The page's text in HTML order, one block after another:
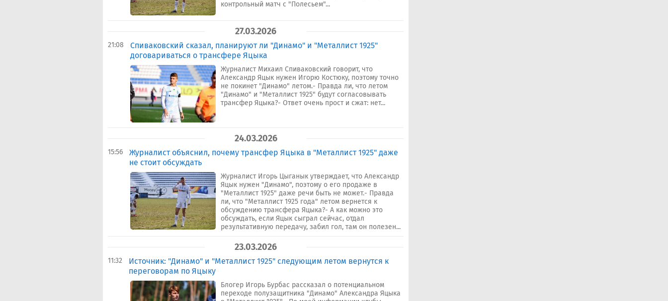
контрольный матч с "Полесьем"...
27.03.2026
21:08
Спиваковский сказал, планируют ли "Динамо" и "Металлист 1925"
договариваться о трансфере Яцыка
Журналист Михаил Спиваковский говорит, что
Александр Яцык нужен Игорю Костюку, поэтому точно
не покинет "Динамо" летом.- Правда ли, что летом
"Динамо" и "Металлист 1925" будут согласовывать
трансфер Яцыка?- Ответ очень прост и сжат: нет...
24.03.2026
15:56
Журналист объяснил, почему трансфер Яцыка в "Металлист 1925" даже
не стоит обсуждать
Журналист Игорь Цыганык утверждает, что Александр
Яцык нужен "Динамо", поэтому о его продаже в
"Металлист 1925" даже речи быть не может.- Правда
ли, что "Металлист 1925 года" летом вернется к
обсуждению трансфера Яцыка?- А как можно это
обсуждать, если Яцык сыграл сейчас, отдал
результативную передачу, забил гол, там он полезен...
23.03.2026
11:32
Источник: "Динамо" и "Металлист 1925" следующим летом вернутся к
переговорам по Яцыку
Блогер Игорь Бурбас рассказал о потенциальном
переходе полузащитника "Динамо" Александра Яцыка